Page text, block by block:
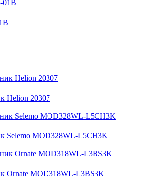
Helion 20307
Selemo MOD328WL-L5CH3K
Ornate MOD318WL-L3BS3K